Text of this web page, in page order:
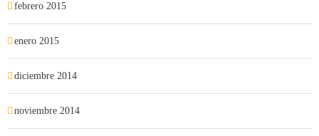
febrero 2015
enero 2015
diciembre 2014
noviembre 2014